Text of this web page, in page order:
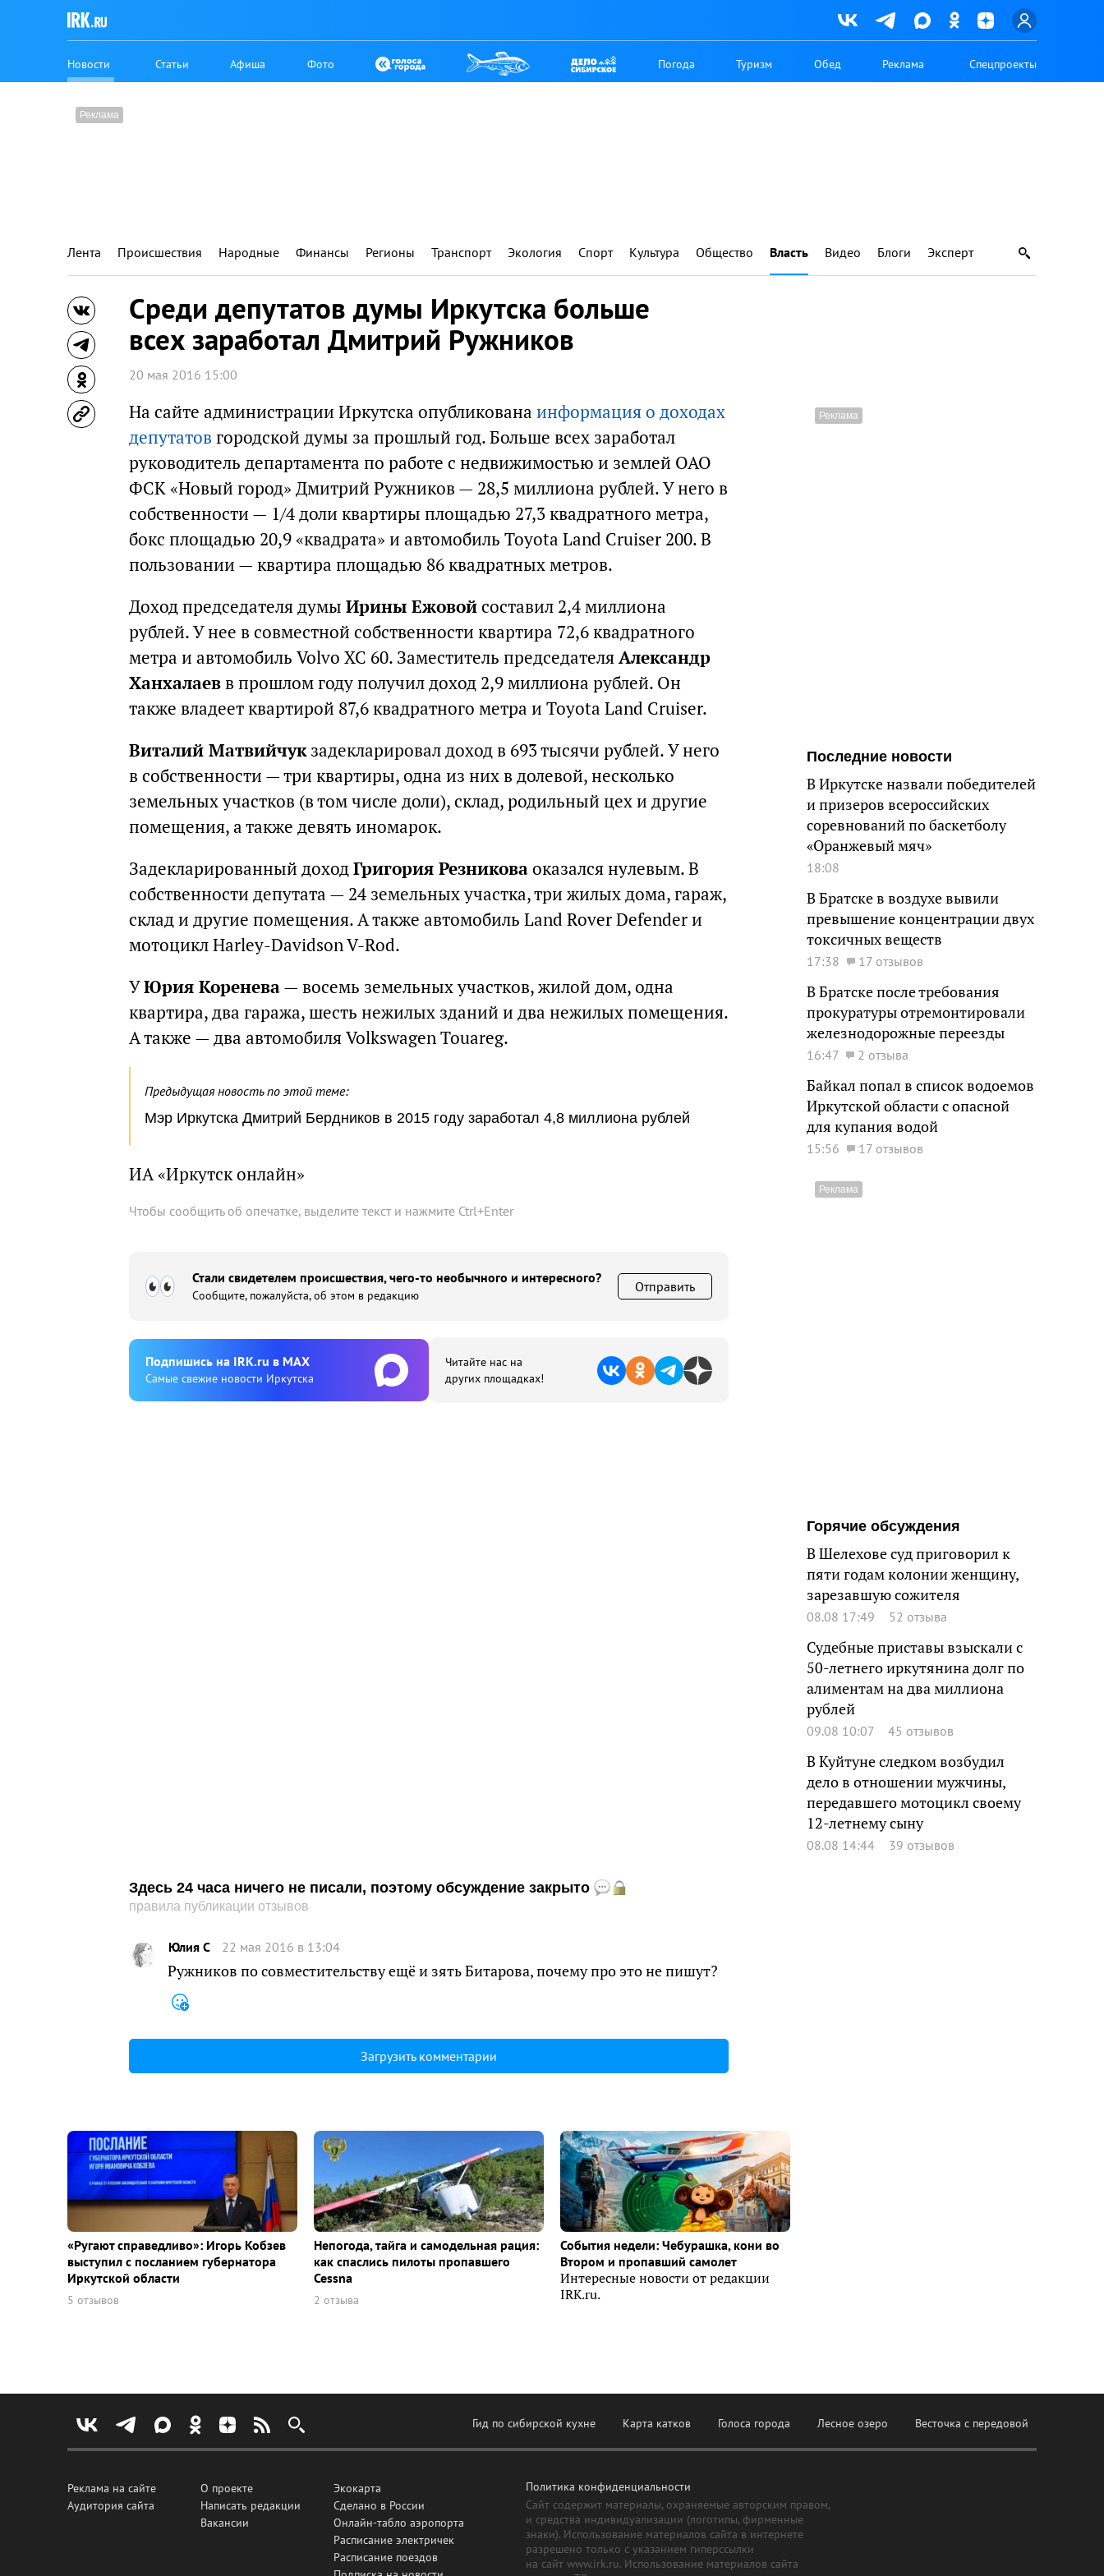
Новости Статьи Афиша Фото Погода Туризм Обед Реклама Спецпроекты
Лента Происшествия Народные Финансы Регионы Транспорт Экология Спорт Культура Общество Власть Видео Блоги Эксперт
Среди депутатов думы Иркутска больше
всех заработал Дмитрий Ружников
20 мая 2016 15:00
На сайте администрации Иркутска опубликована информация о доходах
депутатов городской думы за прошлый год. Больше всех заработал
руководитель департамента по работе с недвижимостью и землей ОАО
ФСК «Новый город» Дмитрий Ружников — 28,5 миллиона рублей. У него в
собственности — 1/4 доли квартиры площадью 27,3 квадратного метра,
бокс площадью 20,9 «квадрата» и автомобиль Toyota Land Cruiser 200. В
пользовании — квартира площадью 86 квадратных метров.
Доход председателя думы Ирины Ежовойсоставил 2,4 миллиона
рублей. У нее в совместной собственности квартира 72,6 квадратного
метра и автомобиль Volvo XC 60. Заместитель председателяАлександр
Ханхалаевв прошлом году получил доход 2,9 миллиона рублей. Он
также владеет квартирой 87,6 квадратного метра и Toyota Land Cruiser.
Виталий Матвийчукзадекларировал доход в 693 тысячи рублей. У него
в собственности — три квартиры, одна из них в долевой, несколько
земельных участков (в том числе доли), склад, родильный цех и другие
помещения, а также девять иномарок.
Задекларированный доходГригория Резниковаоказался нулевым. В
собственности депутата — 24 земельных участка, три жилых дома, гараж,
склад и другие помещения. А также автомобиль Land Rover Defender и
мотоцикл Harley-Davidson V-Rod.
УЮрия Коренева— восемь земельных участков, жилой дом, одна
квартира, два гаража, шесть нежилых зданий и два нежилых помещения.
А также — два автомобиля Volkswagen Touareg.
Предыдущая новость по этой теме:
Мэр Иркутска Дмитрий Бердников в 2015 году заработал 4,8 миллиона рублей
ИА «Иркутск онлайн»
Чтобы сообщить об опечатке, выделите текст и нажмите Ctrl+Enter
Стали свидетелем происшествия, чего-то необычного и интересного?
Сообщите, пожалуйста, об этом в редакцию
Отправить
Подпишиcь на IRK.ru в MAX
Cамые свежие новости Иркутска
Читайте нас на
других площадках!
Здесь 24 часа ничего не писали, поэтому обсуждение закрыто
правила публикации отзывов
Юлия С 22 мая 2016 в 13:04
Ружников по совместительству ещё и зять Битарова, почему про это не пишут?
Загрузить комментарии
Последние новости
В Иркутске назвали победителей
и призеров всероссийских
соревнований по баскетболу
«Оранжевый мяч»
18:08
В Братске в воздухе вывили
превышение концентрации двух
токсичных веществ
17:38 17 отзывов
В Братске после требования
прокуратуры отремонтировали
железнодорожные переезды
16:47 2 отзыва
Байкал попал в список водоемов
Иркутской области с опасной
для купания водой
15:56 17 отзывов
Горячие обсуждения
В Шелехове суд приговорил к
пяти годам колонии женщину,
зарезавшую сожителя
08.08 17:49 52 отзыва
Судебные приставы взыскали с
50-летнего иркутянина долг по
алиментам на два миллиона
рублей
09.08 10:07 45 отзывов
В Куйтуне следком возбудил
дело в отношении мужчины,
передавшего мотоцикл своему
12-летнему сыну
08.08 14:44 39 отзывов
«Ругают справедливо»: Игорь Кобзев
выступил с посланием губернатора
Иркутской области
5 отзывов
Непогода, тайга и самодельная рация:
как спаслись пилоты пропавшего
Cessna
2 отзыва
События недели: Чебурашка, кони во
Втором и пропавший самолет
Интересные новости от редакции
IRK.ru.
Гид по сибирской кухне Карта катков Голоса города Лесное озеро Весточка с передовой
Реклама на сайте
Аудитория сайта
О проекте
Написать редакции
Вакансии
Экокарта
Сделано в России
Онлайн-табло аэропорта
Расписание электричек
Расписание поездов
Политика конфиденциальности
Сайт содержит материалы, охраняемые авторским правом,
и средства индивидуализации (логотипы, фирменные
знаки). Использование материалов сайта в интернете
разрешено только с указанием гиперссылки
на сайт www.irk.ru. Использование материалов сайта